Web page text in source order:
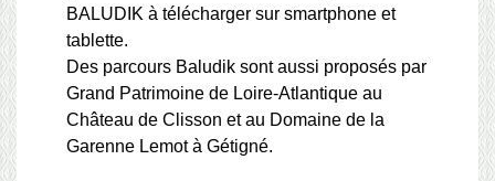
BALUDIK à télécharger sur smartphone et
tablette.
Des parcours Baludik sont aussi proposés par
Grand Patrimoine de Loire-Atlantique au
Château de Clisson et au Domaine de la
Garenne Lemot à Gétigné.